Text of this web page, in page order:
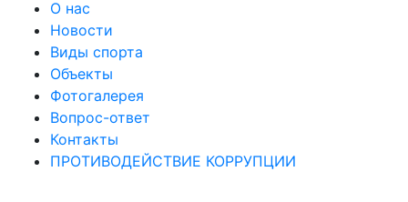
О нас
Новости
Виды спорта
Объекты
Фотогалерея
Вопрос-ответ
Контакты
ПРОТИВОДЕЙСТВИЕ КОРРУПЦИИ